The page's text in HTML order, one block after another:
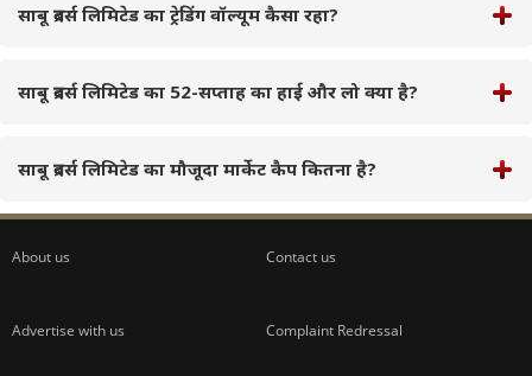
साबू ब्रदर्स लिमिटेड का ट्रेडिंग वॉल्यूम कैसा रहा?
साबू ब्रदर्स लिमिटेड का 52-सप्ताह का हाई और लो क्या है?
साबू ब्रदर्स लिमिटेड का मौजूदा मार्केट कैप कितना है?
About us Contact us
Advertise with us Complaint Redressal